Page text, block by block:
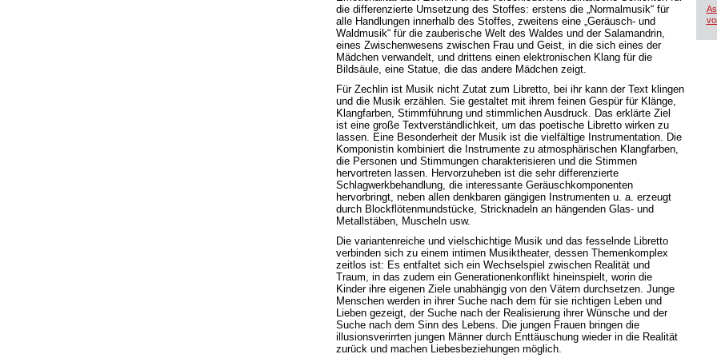
die differenzierte Umsetzung des Stoffes: erstens die „Normalmusik“ für
alle Handlungen innerhalb des Stoffes, zweitens eine „Geräusch- und
Waldmusik“ für die zauberische Welt des Waldes und der Salamandrin,
eines Zwischenwesens zwischen Frau und Geist, in die sich eines der
Mädchen verwandelt, und drittens einen elektronischen Klang für die
Bildsäule, eine Statue, die das andere Mädchen zeigt.
Für Zechlin ist Musik nicht Zutat zum Libretto, bei ihr kann der Text klingen
und die Musik erzählen. Sie gestaltet mit ihrem feinen Gespür für Klänge,
Klangfarben, Stimmführung und stimmlichen Ausdruck. Das erklärte Ziel
ist eine große Textverständlichkeit, um das poetische Libretto wirken zu
lassen. Eine Besonderheit der Musik ist die vielfältige Instrumentation. Die
Komponistin kombiniert die Instrumente zu atmosphärischen Klangfarben,
die Personen und Stimmungen charakterisieren und die Stimmen
hervortreten lassen. Hervorzuheben ist die sehr differenzierte
Schlagwerkbehandlung, die interessante Geräuschkomponenten
hervorbringt, neben allen denkbaren gängigen Instrumenten u. a. erzeugt
durch Blockflötenmundstücke, Stricknadeln an hängenden Glas- und
Metallstäben, Muscheln usw.
Die variantenreiche und vielschichtige Musik und das fesselnde Libretto
verbinden sich zu einem intimen Musiktheater, dessen Themenkomplex
zeitlos ist: Es entfaltet sich ein Wechselspiel zwischen Realität und
Traum, in das zudem ein Generationenkonflikt hineinspielt, worin die
Kinder ihre eigenen Ziele unabhängig von den Vätern durchsetzen. Junge
Menschen werden in ihrer Suche nach dem für sie richtigen Leben und
Lieben gezeigt, der Suche nach der Realisierung ihrer Wünsche und der
Suche nach dem Sinn des Lebens. Die jungen Frauen bringen die
illusionsverirrten jungen Männer durch Enttäuschung wieder in die Realität
zurück und machen Liebesbeziehungen möglich.